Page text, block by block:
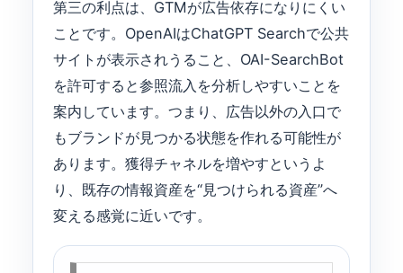
第三の利点は、GTMが広告依存になりにくい
ことです。OpenAIはChatGPT Searchで公共
サイトが表示されうること、OAI-SearchBot
を許可すると参照流入を分析しやすいことを
案内しています。つまり、広告以外の入口で
もブランドが見つかる状態を作れる可能性が
あります。獲得チャネルを増やすというよ
り、既存の情報資産を“見つけられる資産”へ
変える感覚に近いです。